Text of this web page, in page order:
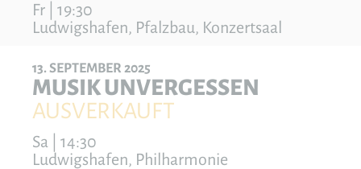
Fr | 19:30
Ludwigshafen, Pfalzbau, Konzertsaal
13 SEPTEMBER 2025
MUSIK UNVERGESSEN
AUSVERKAUFT
Sa | 14:30
Ludwigshafen, Philharmonie